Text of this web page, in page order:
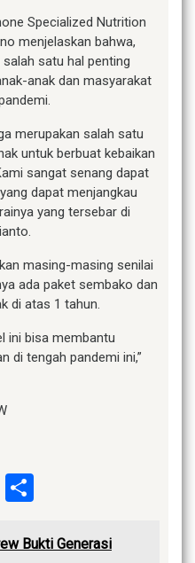
Specialized Nutrition
menjelaskan bahwa,
satu hal penting
anak dan masyarakat
merupakan salah satu
untuk berbuat kebaikan
sangat senang dapat
dapat menjangkau
yang tersebar di
masing-masing senilai
ada paket sembako dan
di atas 1 tahun.
ini bisa membantu
di tengah pandemi ini,”
Telegram
Bukti Generasi